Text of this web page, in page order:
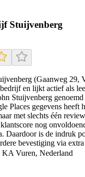
Stuijvenberg
(Gaanweg 29,
en lijkt actief als
Stuijvenberg genoemd
Places gegevens heeft
met slechts één
nog
Daardoor is de indruk
bevestiging via
KA Vuren, Nederland